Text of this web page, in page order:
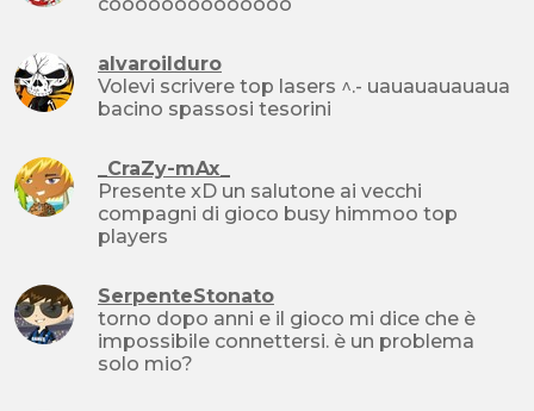
coooooooooooooo
alvaroilduro
Volevi scrivere top lasers ^.- uauauauauaua
bacino spassosi tesorini
_CraZy-mAx_
Presente xD un salutone ai vecchi
compagni di gioco busy himmoo top
players
SerpenteStonato
torno dopo anni e il gioco mi dice che è
impossibile connettersi. è un problema
solo mio?